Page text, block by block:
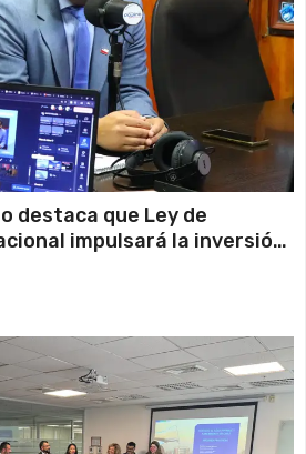
destaca que Ley de
impulsará la inversión